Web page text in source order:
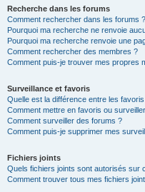
Recherche dans les forums
Comment rechercher dans les forums ?
Pourquoi ma recherche ne renvoie
Pourquoi ma recherche renvoie une
Comment rechercher des membres ?
Comment puis-je trouver mes propres
Surveillance et favoris
Quelle est la différence entre les
Comment mettre en favoris ou
Comment surveiller des forums ?
Comment puis-je supprimer mes
Fichiers joints
Quels fichiers joints sont autorisés sur
Comment trouver tous mes fichiers